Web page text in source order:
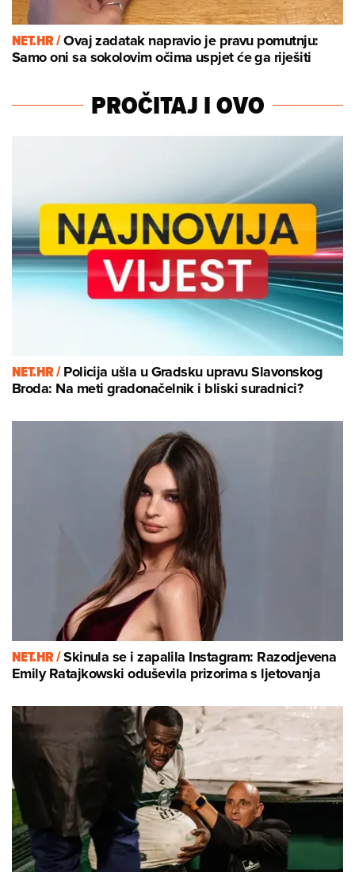
NET.HR /Ovaj zadatak napravio je pravu pomutnju:
Samo oni sa sokolovim očima uspjet će ga riješiti
PROČITAJ I OVO
NET.HR /Policija ušla u Gradsku upravu Slavonskog
Broda: Na meti gradonačelnik i bliski suradnici?
NET.HR /Skinula se i zapalila Instagram: Razodjevena
Emily Ratajkowski oduševila prizorima s ljetovanja